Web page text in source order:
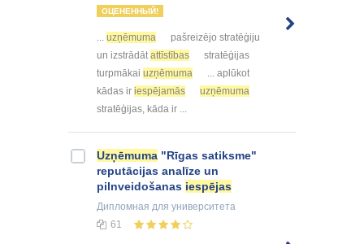
ОЦЕНЕННЫЙ!
uzņēmuma
pašreizējo stratēģiju
un izstrādāt attīstības
stratēģijas
turpmākai uzņēmuma
... aplūkot
kādas ir iespējamās
uzņēmuma
stratēģijas, kāda ir ...
Uzņēmuma "Rīgas satiksme"
reputācijas analīze un
pilnveidošanas iespējas
Дипломная для университета
61